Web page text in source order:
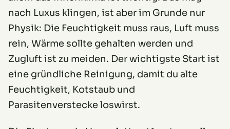
nach Luxus klingen, ist aber im Grunde nur
Physik: Die Feuchtigkeit muss raus, Luft muss
rein, Wärme sollte gehalten werden und
Zugluft ist zu meiden. Der wichtigste Start ist
eine gründliche Reinigung, damit du alte
Feuchtigkeit, Kotstaub und
Parasitenverstecke loswirst.